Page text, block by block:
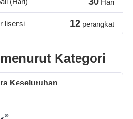
Hari
lisensi 12 perangkat
Kategori
Keseluruhan